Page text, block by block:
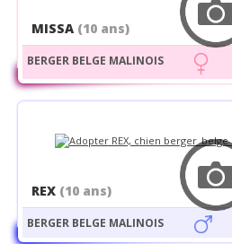
MISSA (10 ans)
BERGER BELGE MALINOIS
REX (10 ans)
BERGER BELGE MALINOIS